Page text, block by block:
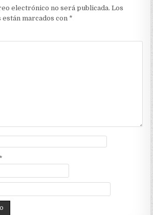
electrónico no será publicada. Los
marcados con *
*